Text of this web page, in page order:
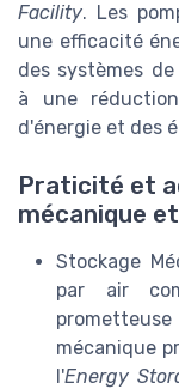
Facility. Les
une efficacité
des systèmes
à une
d'énergie et des
Praticité et
mécanique
Stockage
par air
mécanique
l'Energy